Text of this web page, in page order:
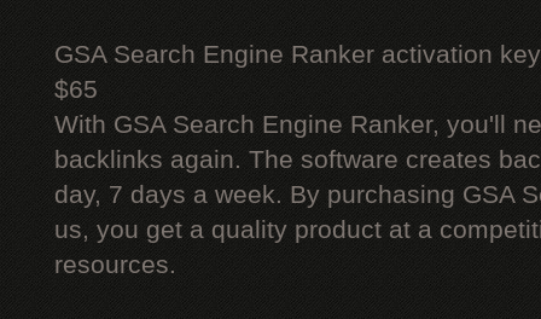
GSA Search Engine Ranker activation key
$65
With GSA Search Engine Ranker, you'll
backlinks again. The software creates
day, 7 days a week. By purchasing GSA
us, you get a quality product at a
resources.